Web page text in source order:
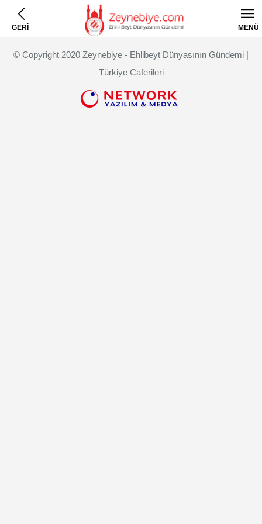
GERİ MENÜ
© Copyright 2020 Zeynebiye - Ehlibeyt Dünyasının Gündemi |
Türkiye Caferileri